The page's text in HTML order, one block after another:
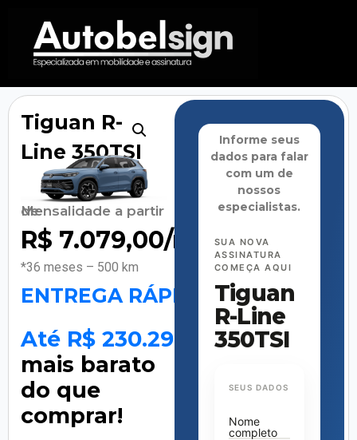
Tiguan R-
Line 350TSI
Mensalidade a partir de
R$ 7.079,00/mês
*36 meses – 500 km
ENTREGA RÁPIDA
Até R$ 230.298
mais barato
do que
comprar!
Informe seus
dados para falar
com um de
nossos
especialistas.
SUA NOVA
ASSINATURA
COMEÇA AQUI
Tiguan
R-Line
350TSI
SEUS DADOS
Nome
completo